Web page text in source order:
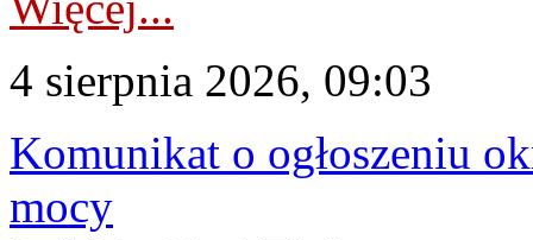
4 sierpnia 2026, 09:03
Komunikat o ogłoszeniu
mocy